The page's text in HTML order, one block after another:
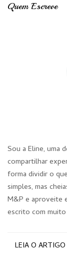
Quem Escreve
Sou a Eline, uma
compartilhar
forma dividir o
simples, mas
M&P e aproveite
escrito com
LEIA O ARTIGO